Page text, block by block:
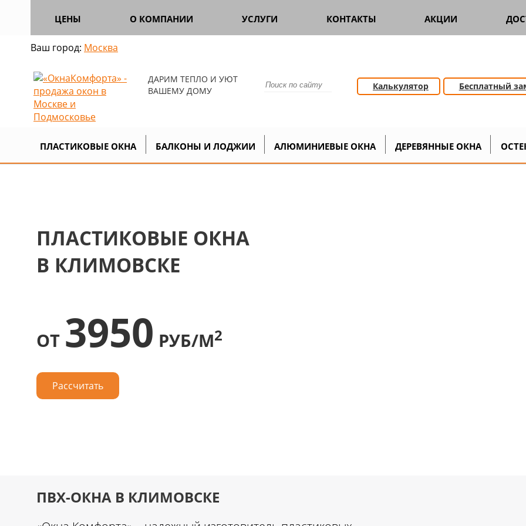
ЦЕНЫ О КОМПАНИИ УСЛУГИ КОНТАКТЫ АКЦИИ
Ваш город: Москва
ДАРИМ ТЕПЛО И УЮТ
ВАШЕМУ ДОМУ
Калькулятор Бесплатный
ПЛАСТИКОВЫЕ ОКНА БАЛКОНЫ И ЛОДЖИИ АЛЮМИНИЕВЫЕ ОКНА ДЕРЕВЯННЫЕ ОКНА
Контакты
ПЛАСТИКОВЫЕ ОКНА
В КЛИМОВСКЕ
ОТ 3950 РУБ/М2
Рассчитать
ПВХ-ОКНА В КЛИМОВСКЕ